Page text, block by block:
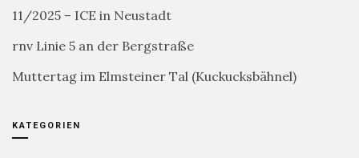
11/2025 – ICE in Neustadt
rnv Linie 5 an der Bergstraße
Muttertag im Elmsteiner Tal (Kuckucksbähnel)
KATEGORIEN